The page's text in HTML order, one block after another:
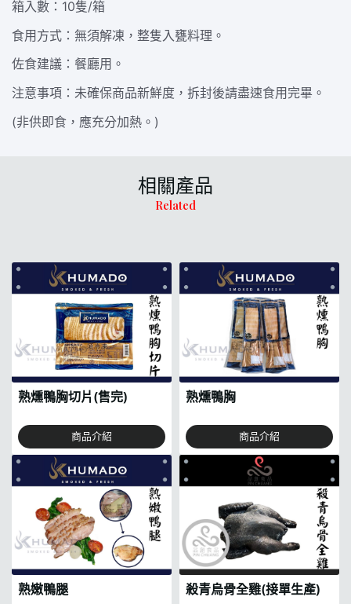
箱入數：10隻/箱
食用方式：無須解凍，整隻入甕料理。
佐食建議：餐廳用。
注意事項：未確保商品新鮮度，拆封後請盡速食用完畢。
(非供即食，應充分加熱。)
相關產品
Related
熟燻鴨胸切片(售完)
商品介紹
熟燻鴨胸
商品介紹
熟嫩鴨腿 殺青烏骨全雞(接單生產)